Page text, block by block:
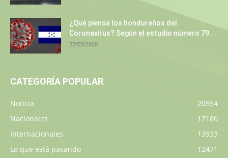
¿Qué piensa los hondureños del
Coronavirus? Según el estudio número 79...
27/03/2020
CATEGORÍA POPULAR
Noticia
20954
Nacionales
17180
Internacionales
13933
Lo que está pasando
12471